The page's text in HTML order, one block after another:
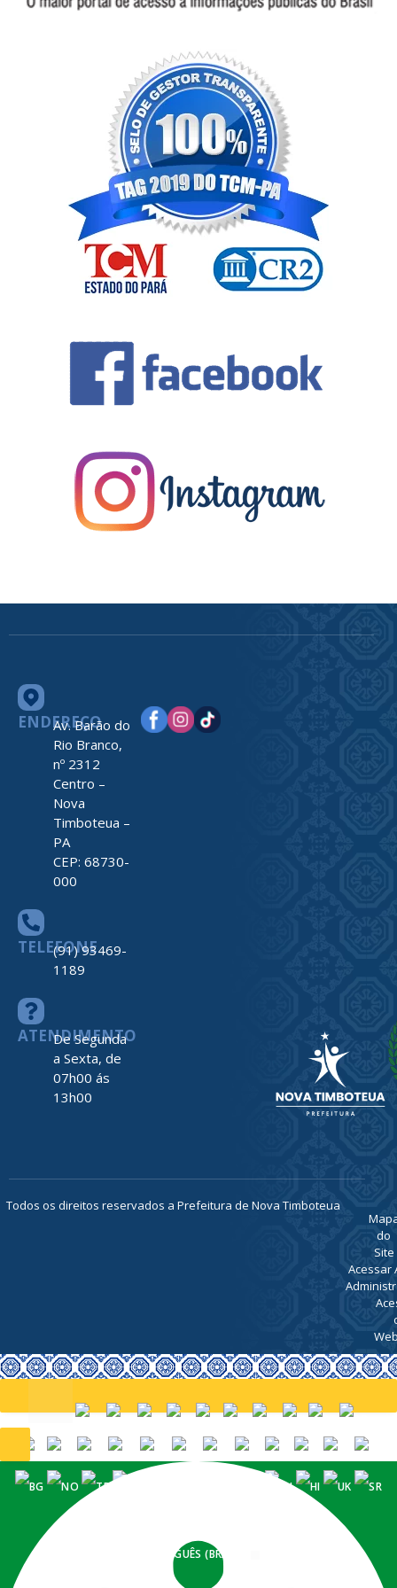
ENDEREÇO
Av. Barão do
Rio Branco,
nº 2312
Centro –
Nova
Timboteua –
PA
CEP: 68730-
000
TELEFONE
(91) 93469-
1189
ATENDIMENTO
De Segunda
a Sexta, de
07h00 ás
13h00
Todos os direitos reservados a Prefeitura de Nova Timboteua
do
Site
Acessar